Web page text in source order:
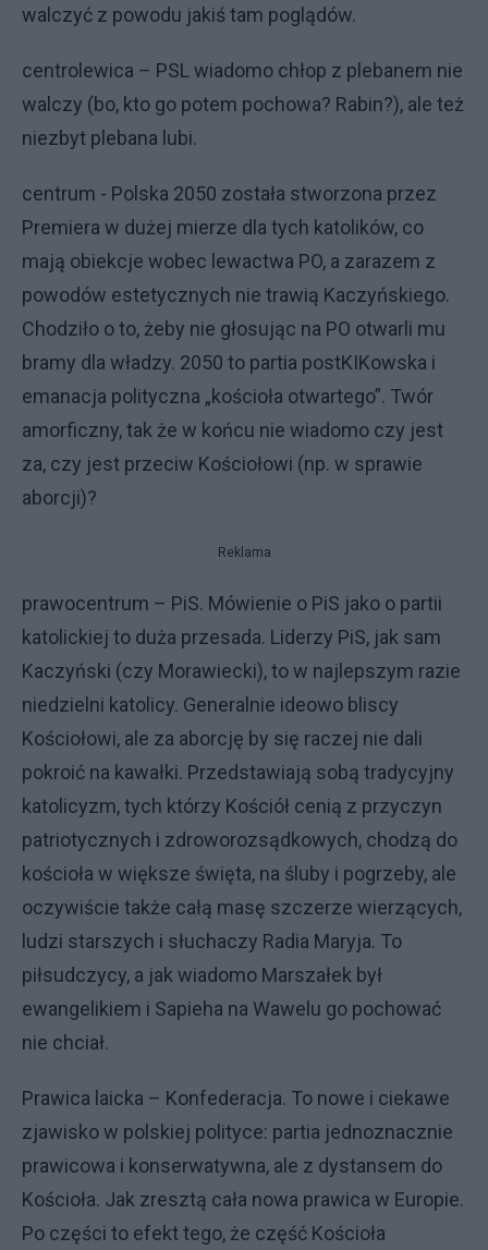
walczyć z powodu jakiś tam poglądów.
centrolewica – PSL wiadomo chłop z plebanem nie
walczy (bo, kto go potem pochowa? Rabin?), ale też
niezbyt plebana lubi.
centrum - Polska 2050 została stworzona przez
Premiera w dużej mierze dla tych katolików, co
mają obiekcje wobec lewactwa PO, a zarazem z
powodów estetycznych nie trawią Kaczyńskiego.
Chodziło o to, żeby nie głosując na PO otwarli mu
bramy dla władzy. 2050 to partia postKIKowska i
emanacja polityczna „kościoła otwartego”. Twór
amorficzny, tak że w końcu nie wiadomo czy jest
za, czy jest przeciw Kościołowi (np. w sprawie
aborcji)?
Reklama
prawocentrum – PiS. Mówienie o PiS jako o partii
katolickiej to duża przesada. Liderzy PiS, jak sam
Kaczyński (czy Morawiecki), to w najlepszym razie
niedzielni katolicy. Generalnie ideowo bliscy
Kościołowi, ale za aborcję by się raczej nie dali
pokroić na kawałki. Przedstawiają sobą tradycyjny
katolicyzm, tych którzy Kościół cenią z przyczyn
patriotycznych i zdroworozsądkowych, chodzą do
kościoła w większe święta, na śluby i pogrzeby, ale
oczywiście także całą masę szczerze wierzących,
ludzi starszych i słuchaczy Radia Maryja. To
piłsudczycy, a jak wiadomo Marszałek był
ewangelikiem i Sapieha na Wawelu go pochować
nie chciał.
Prawica laicka – Konfederacja. To nowe i ciekawe
zjawisko w polskiej polityce: partia jednoznacznie
prawicowa i konserwatywna, ale z dystansem do
Kościoła. Jak zresztą cała nowa prawica w Europie.
Po części to efekt tego, że część Kościoła